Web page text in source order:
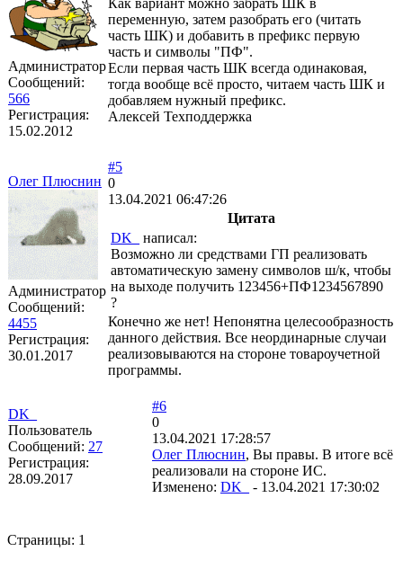
Администратор
Сообщений:
566
Регистрация:
15.02.2012
Как вариант можно забрать ШК в
переменную, затем разобрать его (читать
часть ШК) и добавить в префикс первую
часть и символы "ПФ".
Если первая часть ШК всегда одинаковая,
тогда вообще всё просто, читаем часть ШК и
добавляем нужный префикс.
Алексей Техподдержка
Олег Плюснин
Администратор
Сообщений:
4455
Регистрация:
30.01.2017
#5
0
13.04.2021 06:47:26
Цитата
DK_
написал:
Возможно ли средствами ГП реализовать
автоматическую замену символов ш/к, чтобы
на выходе получить 123456+ПФ1234567890
?
Конечно же нет! Непонятна целесообразность
данного действия. Все неординарные случаи
реализовываются на стороне товароучетной
программы.
DK_
Пользователь
Сообщений: 27
Регистрация:
28.09.2017
#6
0
13.04.2021 17:28:57
Олег Плюснин, Вы правы. В итоге всë
реализовали на стороне ИС.
Изменено: DK_ - 13.04.2021 17:30:02
Страницы: 1